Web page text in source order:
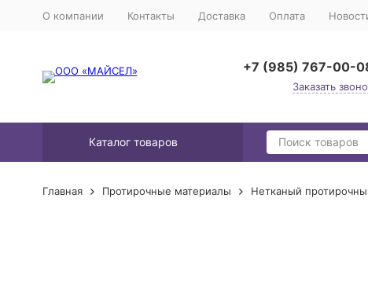
О компании Контакты Доставка Оплата
+7 (985) 767-00-
Заказать
Каталог товаров
Главная Протирочные материалы Нетканый